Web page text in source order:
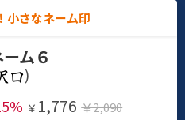
小さなネーム印
ム６
)
￥ 1,776 ￥2,090